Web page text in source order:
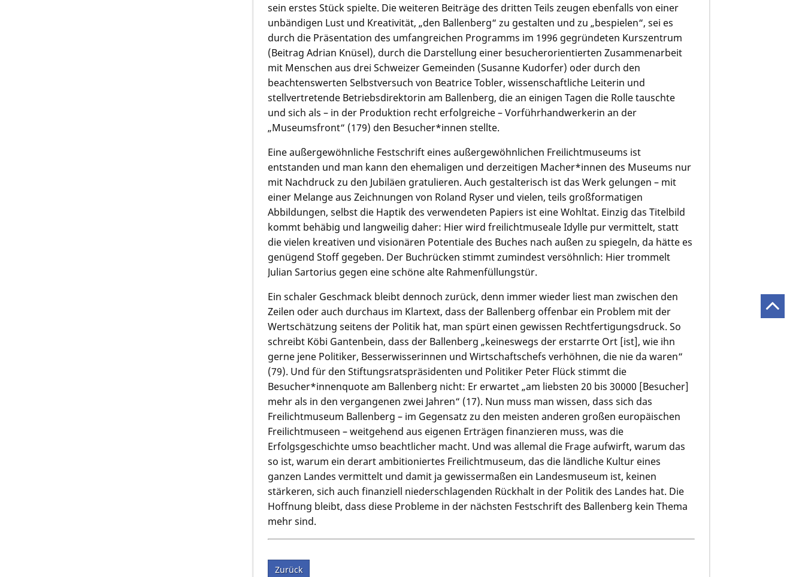
sein erstes Stück spielte. Die weiteren Beiträge des dritten Teils zeugen ebenfalls von einer
unbändigen Lust und Kreativität, „den Ballenberg“ zu gestalten und zu „bespielen“, sei es
durch die Präsentation des umfangreichen Programms im 1996 gegründeten Kurszentrum
(BeitragAdrian Knüsel), durch die Darstellung einer besucherorientierten Zusammenarbeit
mit Menschen aus drei Schweizer Gemeinden (Susanne Kudorfer) oder durch den
beachtenswerten Selbstversuch von Beatrice Tobler, wissenschaftliche Leiterin und
stellvertretende Betriebsdirektorin am Ballenberg, die an einigen Tagen die Rolle tauschte
und sich als – in der Produktion recht erfolgreiche – Vorführhandwerkerin an der
„Museumsfront“ (179) den Besucher*innen stellte.
Eine außergewöhnliche Festschrift eines außergewöhnlichen Freilichtmuseums ist
entstanden und man kann den ehemaligen und derzeitigen Macher*innen des Museums nur
mit Nachdruck zu den Jubiläen gratulieren. Auch gestalterisch ist das Werk gelungen – mit
einer Melange aus Zeichnungen von Roland Ryser und vielen, teils großformatigen
Abbildungen, selbst die Haptik des verwendeten Papiers ist eine Wohltat. Einzig das Titelbild
kommt behäbig und langweilig daher: Hier wird freilichtmuseale Idylle pur vermittelt, statt
die vielen kreativen und visionären Potentiale des Buches nach außen zu spiegeln, da hätte es
genügend Stoff gegeben. Der Buchrücken stimmt zumindest versöhnlich: Hier trommelt
Julian Sartorius gegen eine schöne alte Rahmenfüllungstür.
Ein schaler Geschmack bleibt dennoch zurück, denn immer wieder liest man zwischen den
Zeilen oder auch durchaus im Klartext, dass der Ballenberg offenbar ein Problem mit der
Wertschätzung seitens der Politik hat, man spürt einen gewissen Rechtfertigungsdruck. So
schreibt Köbi Gantenbein, dass der Ballenberg „keineswegs der erstarrte Ort [ist], wie ihn
gerne jene Politiker, Besserwisserinnen und Wirtschaftschefs verhöhnen, die nie da waren“
(79). Und für den Stiftungsratspräsidenten und Politiker Peter Flück stimmt die
Besucher*innenquote am Ballenberg nicht: Er erwartet „am liebsten 20 bis 30000 [Besucher]
mehr als in den vergangenen zwei Jahren“ (17). Nun muss man wissen, dass sich das
Freilichtmuseum Ballenberg – im Gegensatz zu den meisten anderen großen europäischen
Freilichtmuseen – weitgehend aus eigenen Erträgen finanzieren muss, was die
Erfolgsgeschichte umso beachtlicher macht. Und was allemal die Frage aufwirft, warum das
so ist, warum ein derart ambitioniertes Freilichtmuseum, das die ländliche Kultur eines
ganzen Landes vermittelt und damit ja gewissermaßen ein Landesmuseum ist, keinen
stärkeren, sich auch finanziell niederschlagenden Rückhalt in der Politik des Landes hat. Die
Hoffnung bleibt, dass diese Probleme in der nächsten Festschrift des Ballenberg kein Thema
mehr sind.
Zurück